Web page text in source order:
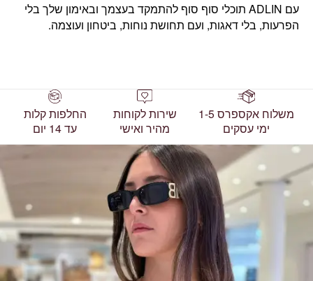
עם ADLIN תוכלי סוף סוף להתמקד בעצמך ובאימון שלך בלי
הפרעות, בלי דאגות, ועם תחושת נוחות, ביטחון ועוצמה.
משלוח אקספרס 1-5
ימי עסקים
שירות לקוחות
מהיר ואישי
החלפות קלות
עד 14 יום